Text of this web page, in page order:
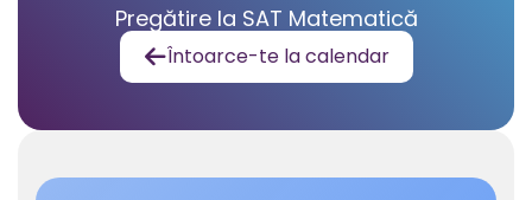
Pregătire la SAT Matematică
Întoarce-te la calendar